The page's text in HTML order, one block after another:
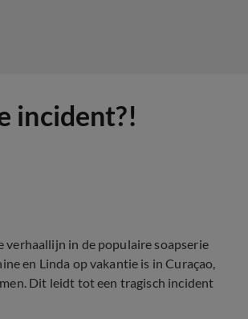
incident?!
verhaallijn in de populaire soapserie
en Linda op vakantie is in Curaçao,
Dit leidt tot een tragisch incident